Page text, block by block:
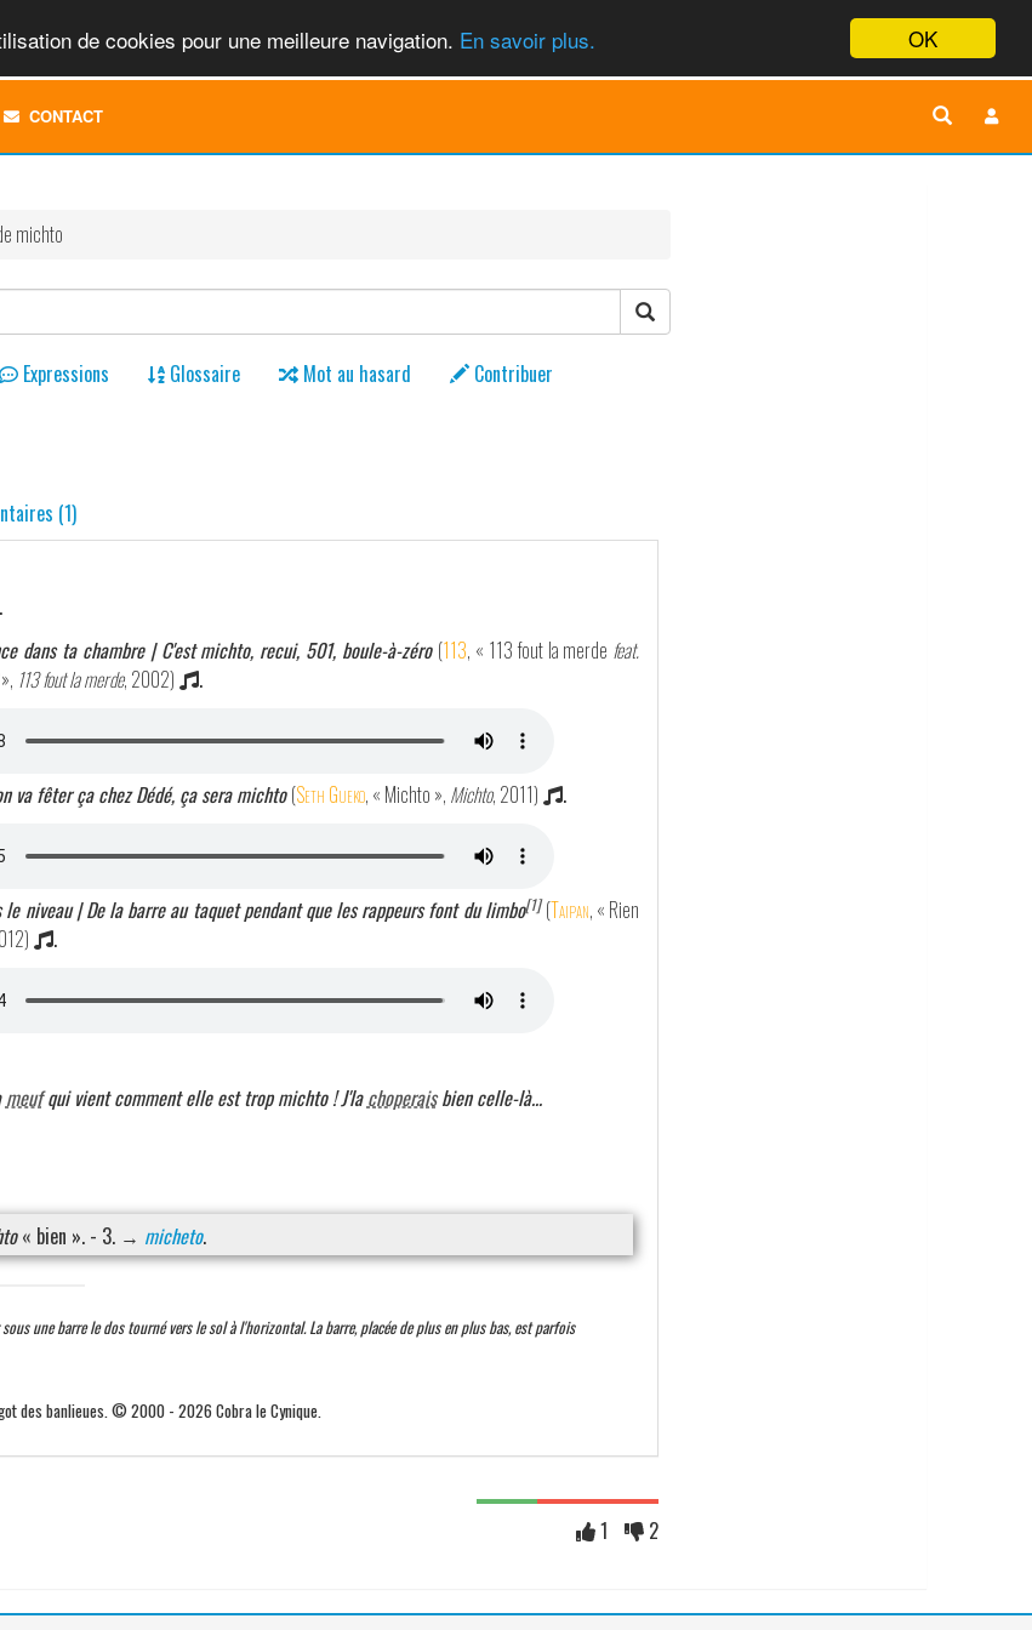
OK
de cookies pour une meilleure navigation. En savoir plus.
CONTACT
michto
Expressions Glossaire Mot au hasard Contribuer
(1)
dans ta chambre | C'est michto, recui, 501, boule-à-zéro (113, « 113 fout la merde feat.
113 fout la merde, 2002) .
va fêter ça chez Dédé, ça sera michto (Seth Gueko, « Michto », Michto, 2011) .
niveau | De la barre au taquet pendant que les rappeurs font du limbo[1] (Taipan, « Rien
.
meufqui vient comment elle est trop michto ! J'lachoperaisbien celle-là...
« bien ». - 3. → micheto.
une barre le dos tourné vers le sol à l'horizontal. La barre, placée de plus en plus bas, est parfois
des banlieues. © 2000 - 2026 Cobra le Cynique.
1 2